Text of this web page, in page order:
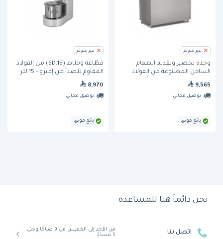
غير متوفر
وحدة تحضير وتقديم الطعام
الساخن المصنوعة من الفولاذ
حاجز حماية وطاولة للصواني
(EMP.BEH.30) من إيمب
9,565
توصيل مجاني
بائع موثق
غير متوفر
قطَّاعة وخلَّاط (SD.15) من الفولاذ
المقاوم للصدأ من إمبرو - 15 لتر
8,970
توصيل مجاني
بائع موثق
نحن دائماً هنا للمساعدة
اتصل بنا
من الأحد إلى الخميس من 9 صباحًا وحتى
5 مساءً